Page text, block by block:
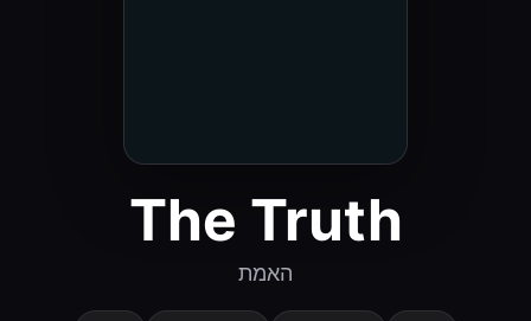
The Truth
האמת